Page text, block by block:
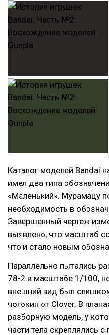
Каталог моделей Bandai
имел два типа
«Маленький». Мурамацу
необходимость в
Завершенный чертеж
выявлено, что масштаб
что и стало новым
Параллельно пытались
78-2 в масштабе 1/100,
внешний вид был
чогокин от Clover. В
разборную модель, у
части тела скреплялись